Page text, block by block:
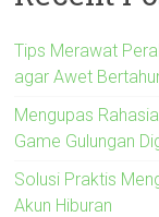
Tips Merawat
agar Awet
Mengupas
Game Gulungan
Solusi Praktis
Akun Hiburan